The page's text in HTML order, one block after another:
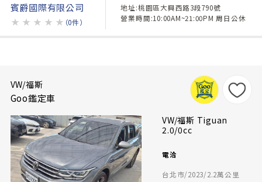
賓爵國際有限公司
★ ★ ★ ★ ★ （0件）
地址:桃園區大興西路3段790號
營業時間:10:00AM~21:00PM 周日公休
VW/福斯
Goo鑑定車
VW/福斯 Tiguan
2.0/0cc
電洽
台北市/2023/2.2萬公里